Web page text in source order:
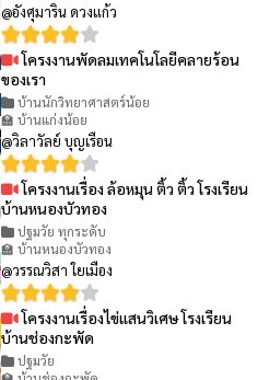
@อังศุมาริน ดวงแก้ว
โครงงานพัดลมเทคโนโลยีคลายร้อน
ของเรา
บ้านนักวิทยาศาสตร์น้อย
🏫 บ้านแก่งน้อย
@วิลาวัลย์ บุญเรือน
โครงงานเรื่อง ล้อหมุน ติ้ว ติ้ว โรงเรียน
บ้านหนองบัวทอง
ปฐมวัย ทุกระดับ
🏫 บ้านหนองบัวทอง
@วรรณวิสา ใยเมือง
โครงงานเรื่องไข่แสนวิเศษ โรงเรียน
บ้านช่องกะพัด
ปฐมวัย